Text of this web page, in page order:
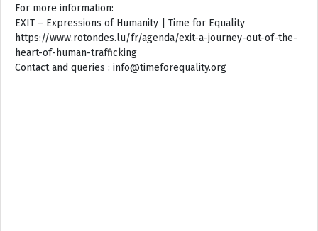
For more information:
EXIT – Expressions of Humanity | Time for Equality
https://www.rotondes.lu/fr/agenda/exit-a-journey-out-of-the-
heart-of-human-trafficking
Contact and queries : info@timeforequality.org